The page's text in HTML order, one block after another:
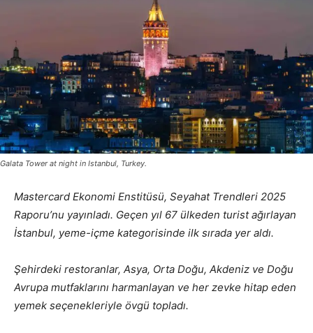
Galata Tower at night in Istanbul, Turkey.
Mastercard Ekonomi Enstitüsü, Seyahat Trendleri 2025
Raporu’nu yayınladı. Geçen yıl 67 ülkeden turist ağırlayan
İstanbul, yeme-içme kategorisinde ilk sırada yer aldı.
Şehirdeki restoranlar, Asya, Orta Doğu, Akdeniz ve Doğu
Avrupa mutfaklarını harmanlayan ve her zevke hitap eden
yemek seçenekleriyle övgü topladı.